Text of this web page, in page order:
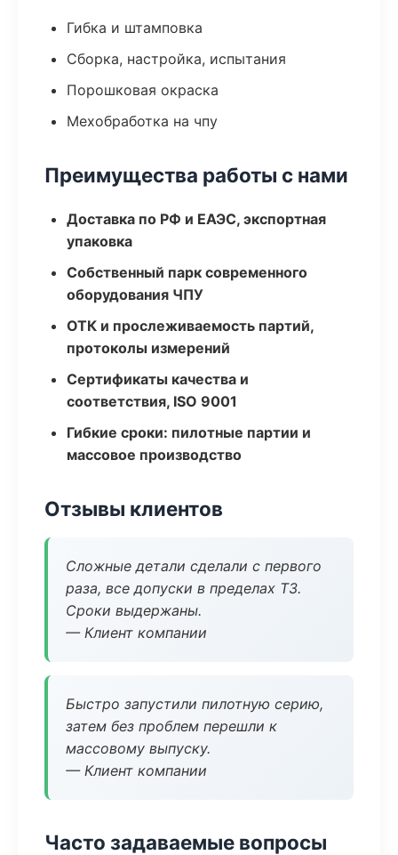
Гибка и штамповка
Сборка, настройка, испытания
Порошковая окраска
Мехобработка на чпу
Преимущества работы с нами
Доставка по РФ и ЕАЭС, экспортная
упаковка
Собственный парк современного
оборудования ЧПУ
ОТК и прослеживаемость партий,
протоколы измерений
Сертификаты качества и
соответствия, ISO 9001
Гибкие сроки: пилотные партии и
массовое производство
Отзывы клиентов
Сложные детали сделали с первого
раза, все допуски в пределах ТЗ.
Сроки выдержаны.
— Клиент компании
Быстро запустили пилотную серию,
затем без проблем перешли к
массовому выпуску.
— Клиент компании
Часто задаваемые вопросы